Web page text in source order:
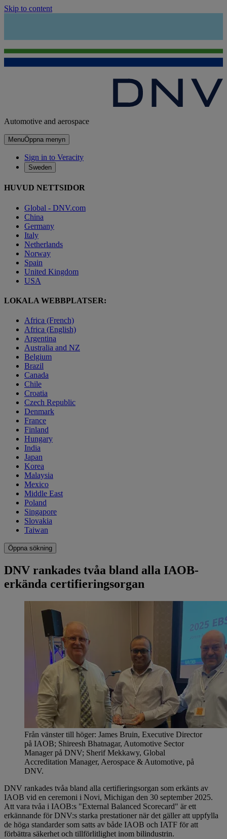
Skip to content
Automotive and aerospace
MenuÖppna menyn
Sign in to Veracity
Sweden
HUVUD NETTSIDOR
Global - DNV.com
China
Germany
Italy
Netherlands
Norway
Spain
United Kingdom
USA
LOKALA WEBBPLATSER:
Africa (French)
Africa (English)
Argentina
Australia and NZ
Belgium
Brazil
Canada
Chile
Croatia
Czech Republic
Denmark
France
Finland
Hungary
India
Japan
Korea
Malaysia
Mexico
Middle East
Poland
Singapore
Slovakia
Taiwan
Öppna sökning
DNV rankades tvåa bland alla IAOB-
erkända certifieringsorgan
Från vänster till höger: James Bruin, Executive Director
på IAOB; Shireesh Bhatnagar, Automotive Sector
Manager på DNV; Sherif Mekkawy, Global
Accreditation Manager, Aerospace & Automotive, på
DNV.
DNV rankades tvåa bland alla certifieringsorgan som erkänts av
IAOB vid en ceremoni i Novi, Michigan den 30 september 2025.
Att vara tvåa i IAOB:s "External Balanced Scorecard" är ett
erkännande för DNV:s starka prestationer när det gäller att uppfylla
de höga standarder som satts av både IAOB och IATF för att
förbättra säkerhet och tillförlitlighet inom bilindustrin.